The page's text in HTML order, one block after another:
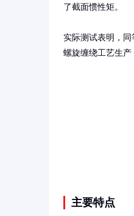
了截面惯性矩。
实际测试表明，同
螺旋缠绕工艺生产
主要特点